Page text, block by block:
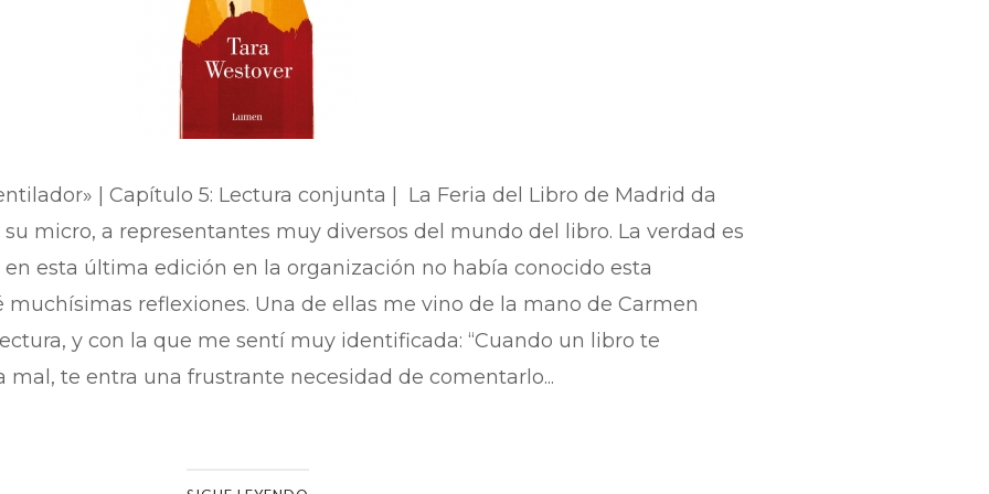
| Capítulo 5: Lectura conjunta | La Feria del Libro de Madrid da
su micro, a representantes muy diversos del mundo del libro. La verdad es
esta última edición en la organización no había conocido esta
reflexiones. Una de ellas me vino de la mano de Carmen
y con la que me sentí muy identificada: “Cuando un libro te
mal, te entra una frustrante necesidad de comentarlo...